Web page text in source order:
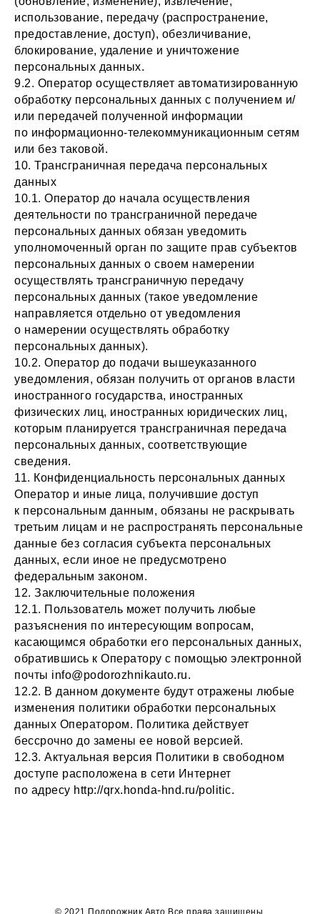
использование, передачу (распространение,
предоставление, доступ), обезличивание,
блокирование, удаление и уничтожение
персональных данных.
9.2. Оператор осуществляет автоматизированную
обработку персональных данных с получением и/
или передачей полученной информации
по информационно-телекоммуникационным сетям
или без таковой.
10. Трансграничная передача персональных
данных
10.1. Оператор до начала осуществления
деятельности по трансграничной передаче
персональных данных обязан уведомить
уполномоченный орган по защите прав субъектов
персональных данных о своем намерении
осуществлять трансграничную передачу
персональных данных (такое уведомление
направляется отдельно от уведомления
о намерении осуществлять обработку
персональных данных).
10.2. Оператор до подачи вышеуказанного
уведомления, обязан получить от органов власти
иностранного государства, иностранных
физических лиц, иностранных юридических лиц,
которым планируется трансграничная передача
персональных данных, соответствующие
сведения.
11. Конфиденциальность персональных данных
Оператор и иные лица, получившие доступ
к персональным данным, обязаны не раскрывать
третьим лицам и не распространять персональные
данные без согласия субъекта персональных
данных, если иное не предусмотрено
федеральным законом.
12. Заключительные положения
12.1. Пользователь может получить любые
разъяснения по интересующим вопросам,
касающимся обработки его персональных данных,
обратившись к Оператору с помощью электронной
почты info@podorozhnikauto.ru.
12.2. В данном документе будут отражены любые
изменения политики обработки персональных
данных Оператором. Политика действует
бессрочно до замены ее новой версией.
12.3. Актуальная версия Политики в свободном
доступе расположена в сети Интернет
по адресу http://qrx.honda-hnd.ru/politic.
© 2021 Подорожник Авто Все права защищены.